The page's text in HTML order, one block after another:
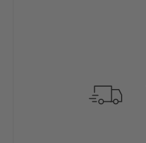
gewählt
werden